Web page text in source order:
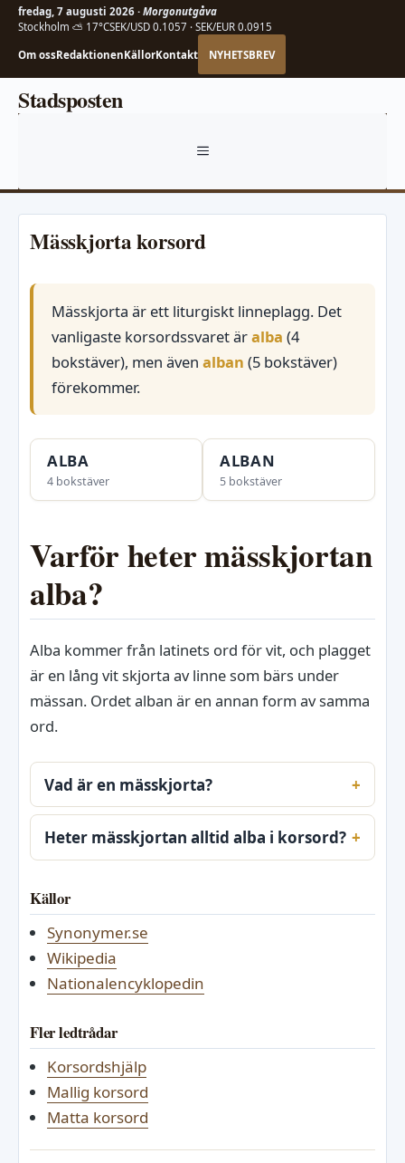
fredag, 7 augusti 2026 · Morgonutgåva
Stockholm ⛅ 17°CSEK/USD 0.1057 · SEK/EUR 0.0915
Om ossRedaktionenKällorKontakt NYHETSBREV
HoppaStadsposten
MENY
Mässkjorta korsord
Mässkjorta är ett liturgiskt linneplagg. Det
vanligaste korsordssvaret äralba (4
bokstäver), men även alban (5 bokstäver)
förekommer.
ALBA
4 bokstäver
ALBAN
5 bokstäver
Varför heter mässkjortan
alba?
Alba kommer från latinets ord för vit, och plagget
är en lång vit skjorta av linne som bärs under
mässan. Ordet alban är en annan form av samma
ord.
Vad är en mässkjorta?
Heter mässkjortan alltid alba i korsord?
Källor
Synonymer.se
Wikipedia
Nationalencyklopedin
Fler ledtrådar
Korsordshjälp
Mallig korsord
Matta korsord